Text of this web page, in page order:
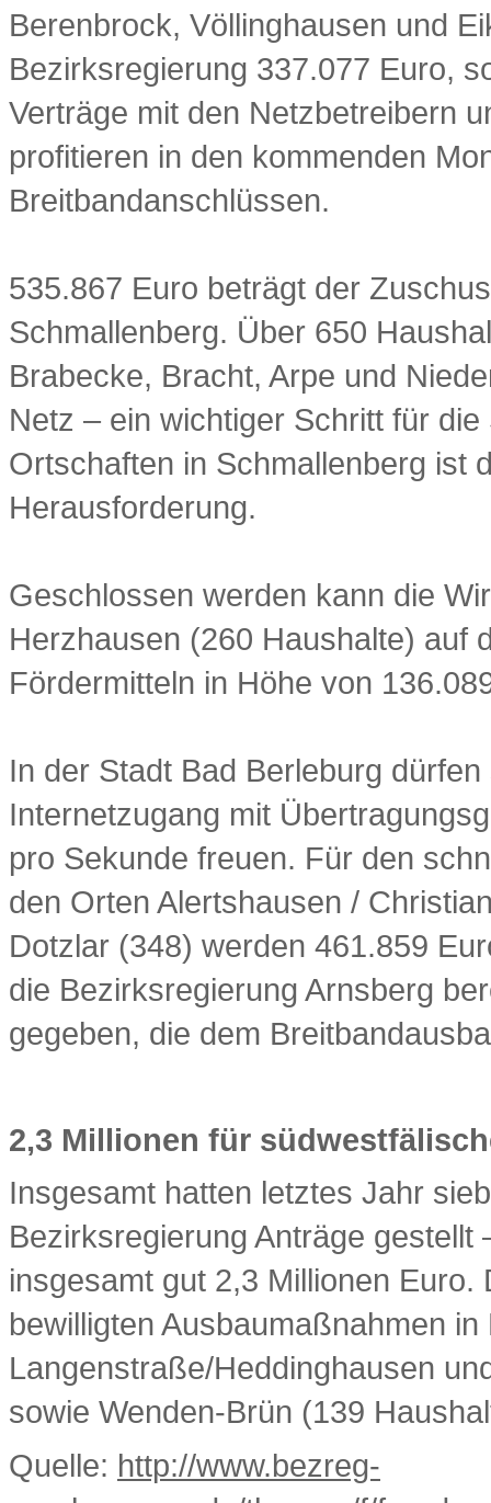
Berenbrock, Völlinghausen und
Bezirksregierung 337.077 Euro,
Verträge mit den Netzbetreibern
profitieren in den kommenden
Breitbandanschlüssen.
535.867 Euro beträgt der
Schmallenberg. Über 650
Brabecke, Bracht, Arpe und
Netz – ein wichtiger Schritt für
Ortschaften in Schmallenberg ist
Herausforderung.
Geschlossen werden kann die
Herzhausen (260 Haushalte) auf
Fördermitteln in Höhe von
In der Stadt Bad Berleburg
Internetzugang mit
pro Sekunde freuen. Für den
den Orten Alertshausen /
Dotzlar (348) werden 461.859
die Bezirksregierung Arnsberg
gegeben, die dem
2,3 Millionen für
Insgesamt hatten letztes Jahr
Bezirksregierung Anträge
insgesamt gut 2,3 Millionen
bewilligten Ausbaumaßnahmen
Langenstraße/Heddinghausen
sowie Wenden-Brün (139
Quelle: http://www.bezreg-